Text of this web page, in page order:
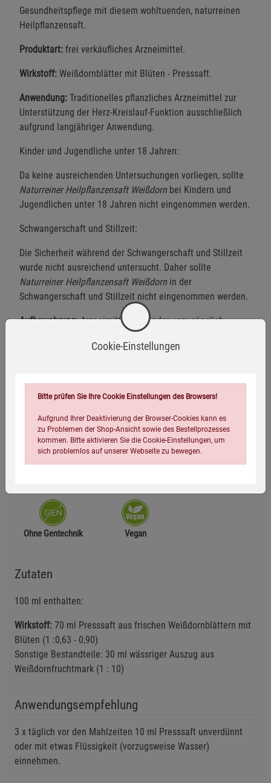
Gesundheitspflege mit diesem wohltuenden, naturreinen
Heilpflanzensaft.
Produktart: frei verkäufliches Arzneimittel.
Wirkstoff: Weißdornblätter mit Blüten - Presssaft.
Anwendung: Traditionelles pflanzliches Arzneimittel zur
Unterstützung der Herz-Kreislauf-Funktion ausschließlich
aufgrund langjähriger Anwendung.
Kinder und Jugendliche unter 18 Jahren:
Da keine ausreichenden Untersuchungen vorliegen, sollte
Naturreiner Heilpflanzensaft Weißdorn bei Kindern und
Jugendlichen unter 18 Jahren nicht eingenommen werden.
Schwangerschaft und Stillzeit:
Die Sicherheit während der Schwangerschaft und Stillzeit
wurde nicht ausreichend untersucht. Daher sollte
Naturreiner Heilpflanzensaft Weißdorn in der
Schwangerschaft und Stillzeit nicht eingenommen werden.
Aufbewahrung:Arzneimittel für Kinder unzugänglich
aufbewahren. Nach Anbruch bei 2 - 8 °C im Kühlschrank
gelagert bis zu 2 Wochen haltbar.
Packungsbeilage und fragen Sie Ihre Ärztin, Ihren Arzt oder
Herstellerinformationen
Ohne Gentechnik Vegan
Zutaten
100 ml enthalten:
Wirkstoff: 70 ml Presssaft aus frischen Weißdornblättern mit
Blüten (1 :0,63 - 0,90)
Sonstige Bestandteile: 30 ml wässriger Auszug aus
Weißdornfruchtmark (1 : 10)
Anwendungsempfehlung
3 x täglich vor den Mahlzeiten 10 ml Presssaft unverdünnt
oder mit etwas Flüssigkeit (vorzugsweise Wasser)
einnehmen.
Cookie-Einstellungen
Bitte prüfen Sie Ihre Cookie Einstellungen des Browsers!
Aufgrund Ihrer Deaktivierung der Browser-Cookies kann es
zu Problemen der Shop-Ansicht sowie des Bestellprozesses
kommen. Bitte aktivieren Sie die Cookie-Einstellungen, um
sich problemlos auf unserer Webseite zu bewegen.
Notwendige Cookies (5)
Beschreibung Notwendige Cookies
Cookie-Informationen
Funktionale Cookies (1)
Cookie-Informationen anzeigen